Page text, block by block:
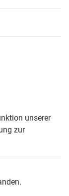
unserer
zur